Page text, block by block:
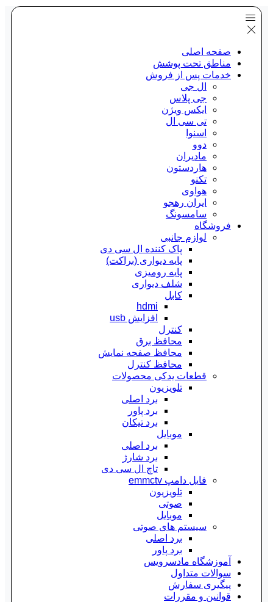
صفحه اصلی
مناطق تحت پوشش
خدمات پس از فروش
ال جی
جی پلاس
ایکس ویژن
تی سی ال
اسنوا
دوو
مادیران
هاردستون
تکنو
هواوی
ایران رهجو
سامسونگ
فروشگاه
لوازم جانبی
پاک کننده ال سی دی
پایه دیواری (براکت)
پایه رومیزی
شلف دیواری
کابل
hdmi
افزایش usb
کنترل
محافظ برق
محافظ صفحه نمایش
محافظ کنترل
قطعات یدکی محصولات
تلویزیون
برد اصلی
برد پاور
برد تیکان
موبایل
برد اصلی
برد شارژ
تاچ ال سی دی
فایل دامپ emmctv
تلویزیون
صوتی
موبایل
سیستم های صوتی
برد اصلی
برد پاور
آموزشگاه مادسرویس
سوالات متداول
پیگیری سفارش
قوانین و مقررات